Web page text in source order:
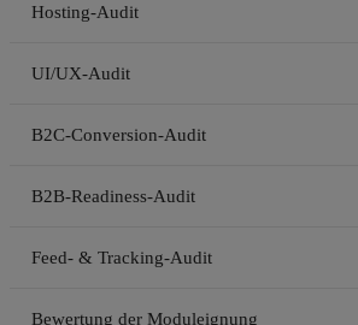
Hosting-Audit
UI/UX-Audit
B2C-Conversion-Audit
B2B-Readiness-Audit
Feed- & Tracking-Audit
Bewertung der Moduleignung